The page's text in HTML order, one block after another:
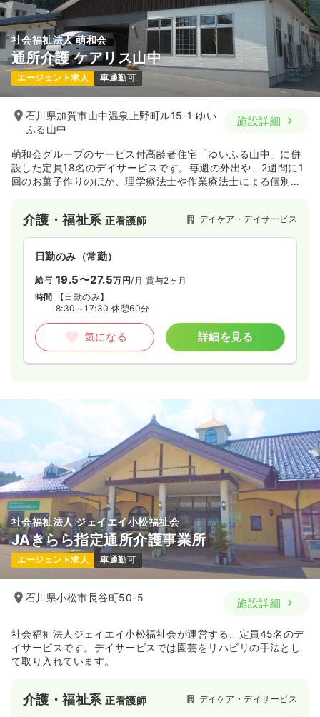
社会福祉法人 萌和会
通所介護 ケアリス山中
エージェント求人 車通勤可
石川県加賀市山中温泉上野町ル15-1 ゆい
ふる山中
施設詳細
萌和会グループのサービス付高齢者住宅「ゆいふる山中」に併
設した定員18名のデイサービスです。毎週の外出や、2週間に1
回のお菓子作りのほか、理学療法士や作業療法士による個別リ
介護・福祉系正看護師 デイケア・デイサービス
日勤のみ（常勤）
給与 19.5〜27.5万円/月 賞与2ヶ月
時間
【日勤のみ】
8:30～17:30 休憩60分
気になる 詳細を見る
社会福祉法人 ジェイエイ小松福祉会
JAきらら指定通所介護事業所
エージェント求人 車通勤可
石川県小松市長谷町50-5 施設詳細
社会福祉法人ジェイエイ小松福祉会が運営する、定員45名のデ
イサービスです。デイサービスでは園芸をリハビリの手法とし
て取り入れています。
介護・福祉系正看護師 デイケア・デイサービス